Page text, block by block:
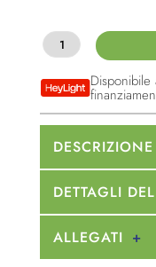
DESCRIZIONE
DETTAGLI
ALLEGATI